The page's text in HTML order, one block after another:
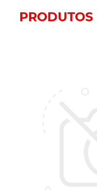
PRODUTOS